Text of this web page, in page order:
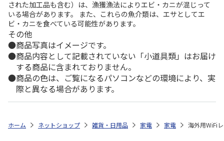
された加工品も含む）は、漁獲漁法によりエビ・カニが混じって
いる場合があります。 また、これらの魚介類は、エサとしてエ
ビ・カニを食べている可能性があります。
その他
商品写真はイメージです。
商品内容として記載されていない「小道具類」はお届け
する商品に含まれておりません。
商品の色は、ご覧になるパソコンなどの環境により、実
際と異なる場合があります。
ホーム ネットショップ 雑貨・日用品 家電 家電 海外用WiFi